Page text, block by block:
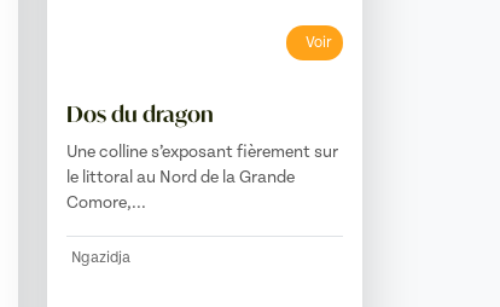
Voir
Dos du dragon
Une colline s’exposant fièrement sur
le littoral au Nord de la Grande
Comore,...
Ngazidja